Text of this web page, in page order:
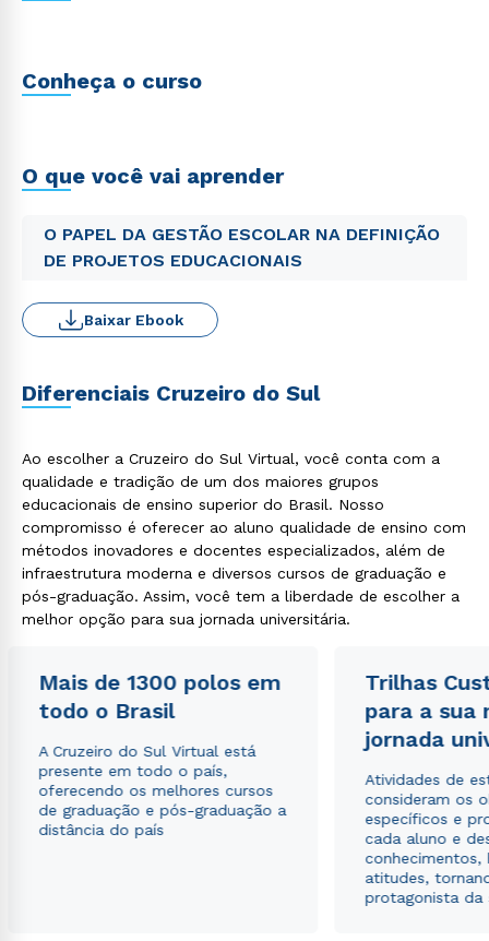
Conheça o curso
O que você vai aprender
O PAPEL DA GESTÃO ESCOLAR NA DEFINIÇÃO
DE PROJETOS EDUCACIONAIS
Baixar Ebook
Diferenciais Cruzeiro do Sul
Ao escolher a Cruzeiro do Sul Virtual, você conta com a
qualidade e tradição de um dos maiores grupos
educacionais de ensino superior do Brasil. Nosso
compromisso é oferecer ao aluno qualidade de ensino com
métodos inovadores e docentes especializados, além de
infraestrutura moderna e diversos cursos de graduação e
pós-graduação. Assim, você tem a liberdade de escolher a
melhor opção para sua jornada universitária.
Mais de 1300 polos em
todo o Brasil
A Cruzeiro do Sul Virtual está
presente em todo o país,
oferecendo os melhores cursos
de graduação e pós-graduação a
distância do país
Trilhas
para a sua
jornada
Atividades de
consideram os
específicos e
cada aluno e
conhecimentos,
atitudes,
protagonista da